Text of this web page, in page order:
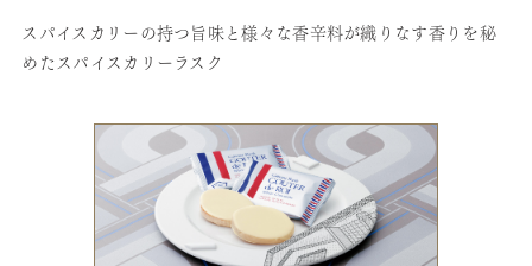
スパイスカリーの持つ旨味と様々な香辛料が織りなす香りを秘
めたスパイスカリーラスク